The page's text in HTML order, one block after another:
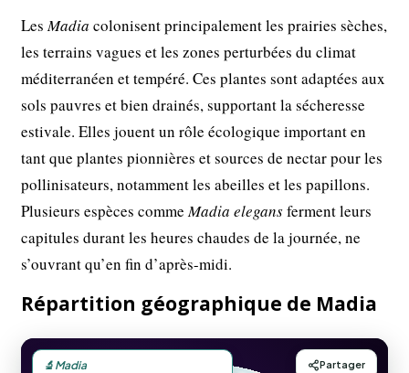
LesMadia colonisent principalement les prairies sèches,
les terrains vagues et les zones perturbées du climat
méditerranéen et tempéré. Ces plantes sont adaptées aux
sols pauvres et bien drainés, supportant la sécheresse
estivale. Elles jouent un rôle écologique important en
tant que plantes pionnières et sources de nectar pour les
pollinisateurs, notamment les abeilles et les papillons.
Plusieurs espèces commeMadia elegansferment leurs
capitules durant les heures chaudes de la journée, ne
s’ouvrant qu’en fin d’après-midi.
Répartition géographique de Madia